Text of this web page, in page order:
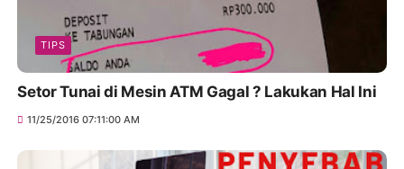
TIPS
Setor Tunai di Mesin ATM Gagal ? Lakukan Hal Ini
11/25/2016 07:11:00 AM